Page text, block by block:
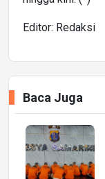
Editor: Redaksi
Baca Juga